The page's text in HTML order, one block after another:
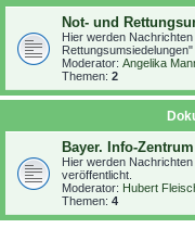
Not- und
Hier werden
Rettungsumsiedelungen"
Moderator: Angelika
Themen: 2
Bayer. Info-
Hier werden
veröffentlicht.
Moderator: Hubert
Themen: 4